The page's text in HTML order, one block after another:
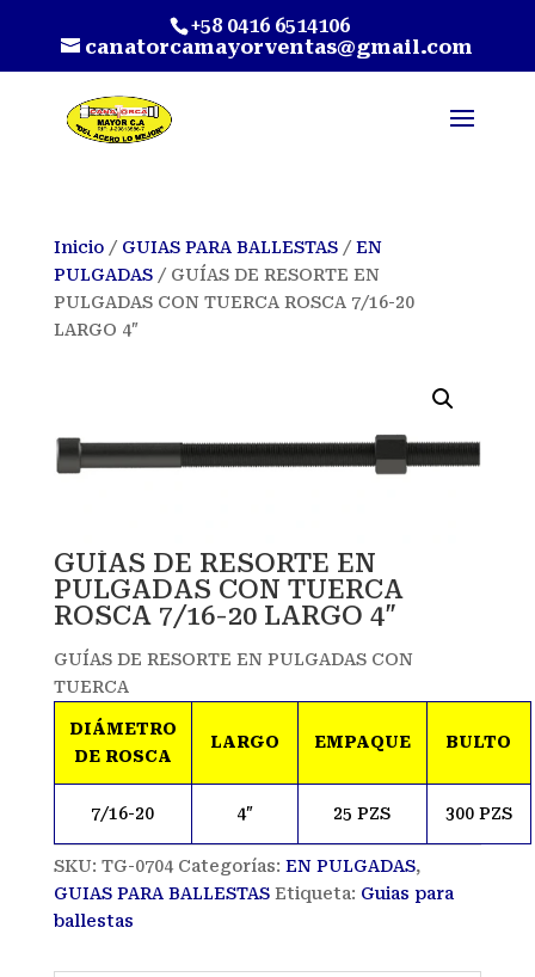
+58 0416 6514106
canatorcamayorventas@gmail.com
Inicio/ GUIAS PARA BALLESTAS/ EN
PULGADAS/ GUÍAS DE RESORTE EN
PULGADAS CON TUERCA ROSCA 7/16-20
LARGO 4″
GUÍAS DE RESORTE EN
PULGADAS CON TUERCA
ROSCA 7/16-20 LARGO 4″
GUÍAS DE RESORTE EN PULGADAS CON
TUERCA
DIÁMETRO
DE ROSCA
LARGO EMPAQUE BULTO
7/16-20 4″ 25 PZS 300 PZS
SKU: TG-0704 Categorías: EN PULGADAS,
GUIAS PARA BALLESTAS Etiqueta: Guias para
ballestas